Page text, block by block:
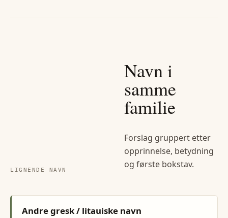
LIGNENDE NAVN
Navn i
samme
familie
Forslag gruppert etter
opprinnelse, betydning
og første bokstav.
Andre gresk / litauiske navn